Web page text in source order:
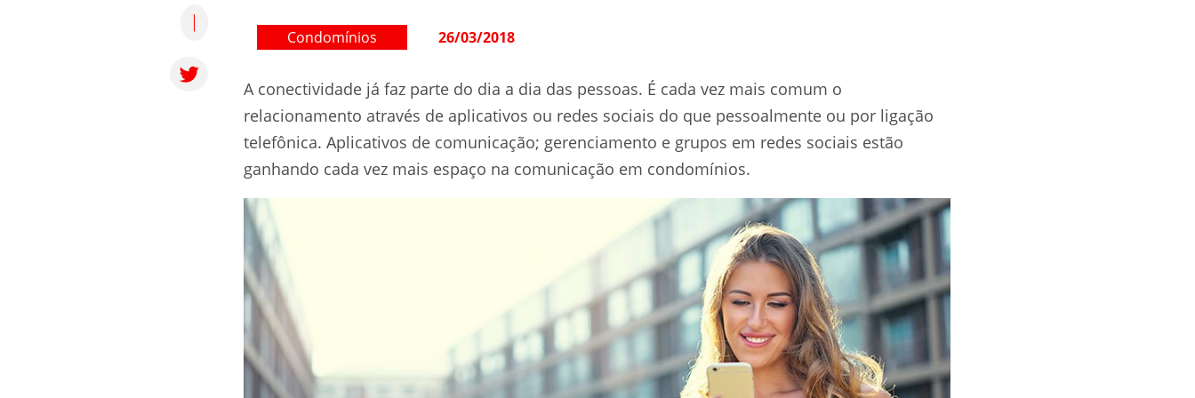
Condomínios 26/03/2018
A conectividade já faz parte do dia a dia das pessoas. É cada vez mais comum o
relacionamento através de aplicativos ou redes sociais do que pessoalmente ou por ligação
telefônica. Aplicativos de comunicação; gerenciamento e grupos em redes sociais estão
ganhando cada vez mais espaço na comunicação em condomínios.